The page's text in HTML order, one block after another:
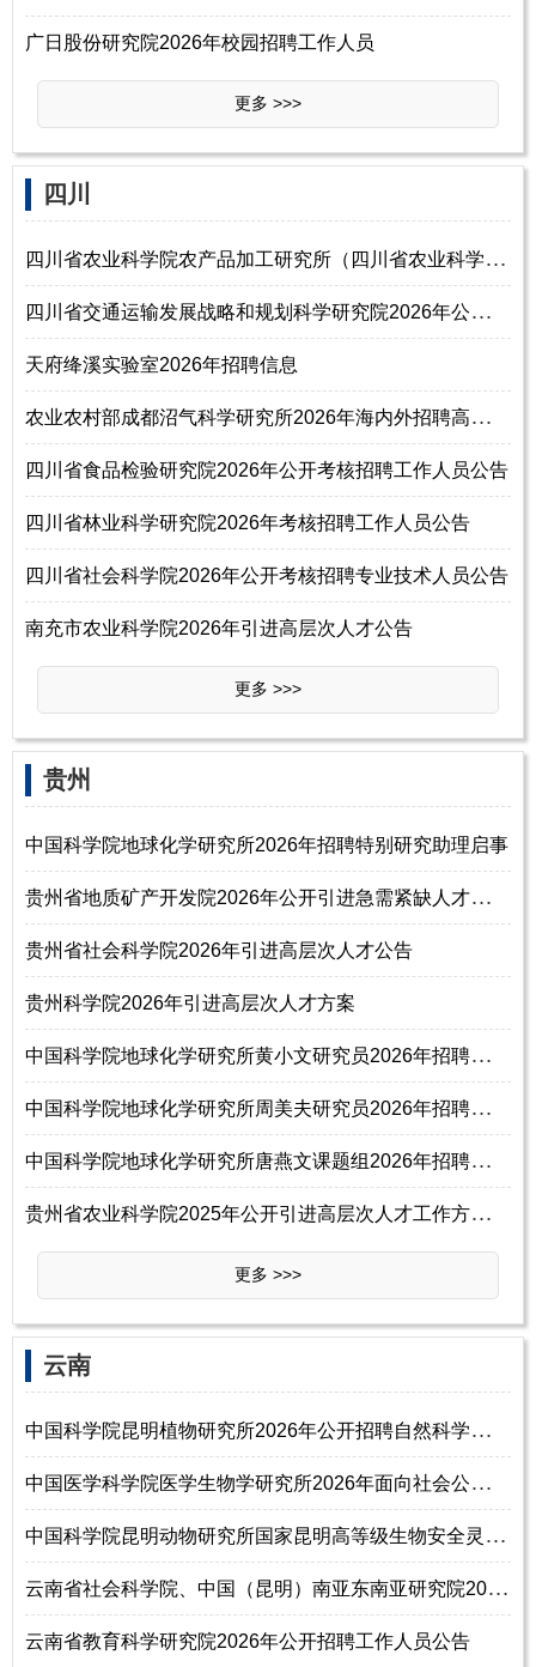
广日股份研究院2026年校园招聘工作人员
更多 >>>
‌四‌川
四
川省农业科学院农产品加工研究所（四川省农业科学院食物与营养健康研究所
四
川省交通运输发展战略和规划科学研究院2026年公开考核招聘工作人员公告
天府绛溪实验室2026年招聘信息
农
业农村部成都沼气科学研究所2026年海内外招聘高层次人才公告
四川省食品检验研究院2026年公开考核招聘工作人员公告
四川省林业科学研究院2026年考核招聘工作人员公告
四川省社会科学院2026年公开考核招聘专业技术人员公告
南充市农业科学院2026年引进高层次人才公告
更多 >>>
‌‌贵州
中国科学院地球化学研究所2026年招聘特别研究助理启事
贵
州省地质矿产开发院2026年公开引进急需紧缺人才工作方案
贵州省社会科学院2026年引进高层次人才公告
贵州科学院2026年引进高层次人才方案
中
国科学院地球化学研究所黄小文研究员2026年招聘特别研究助理启事
中
国科学院地球化学研究所周美夫研究员2026年招聘特别研究助理启事
中
国科学院地球化学研究所唐燕文课题组2026年招聘特别研究助理启事
贵
州省农业科学院2025年公开引进高层次人才工作方案（二）
更多 >>>
‌‌云南
中
国科学院昆明植物研究所2026年公开招聘自然科学研究系列助理研究员公告（
中
国医学科学院医学生物学研究所2026年面向社会公开招聘工作人员公告
中
国科学院昆明动物研究所国家昆明高等级生物安全灵长类动物实验中心2026年
云
南省社会科学院、中国（昆明）南亚东南亚研究院2026年公开招聘工作人员公
云南省教育科学研究院2026年公开招聘工作人员公告